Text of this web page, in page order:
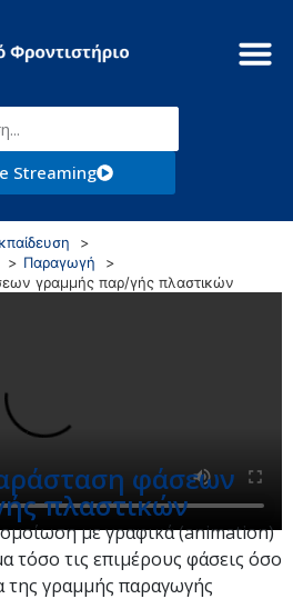
Streaming
Παραγωγή
γραμμής παρ/γής πλαστικών
φάσεων
πλαστικών
με γραφικά (animation)
τόσο τις επιμέρους φάσεις όσο
της γραμμής παραγωγής